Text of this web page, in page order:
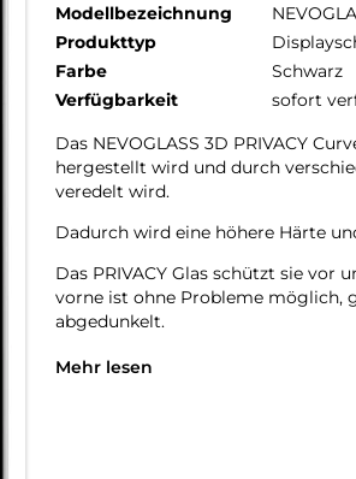
Modellbezeichnung
Produkttyp
Farbe
Schwarz
Verfügbarkeit
sofort
Das NEVOGLASS 3D PRIVACY
hergestellt wird und durch
veredelt wird.
Dadurch wird eine höhere Härte
Das PRIVACY Glas schützt sie vor
vorne ist ohne Probleme möglich,
abgedunkelt.
Das NEVOGLASS 3D ist an den
Mehr lesen